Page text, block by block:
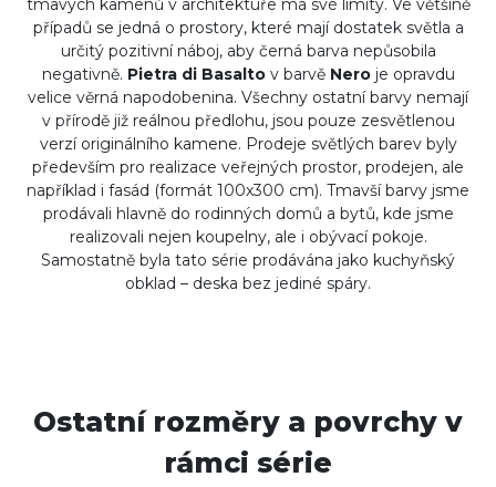
tmavých kamenů v architektuře má své limity. Ve většině
případů se jedná o prostory, které mají dostatek světla a
určitý pozitivní náboj, aby černá barva nepůsobila
negativně. Pietra di Basaltov barvě Nero je opravdu
velice věrná napodobenina. Všechny ostatní barvy nemají
v přírodě již reálnou předlohu, jsou pouze zesvětlenou
verzí originálního kamene. Prodeje světlých barev byly
především pro realizace veřejných prostor, prodejen, ale
například i fasád (formát 100x300 cm). Tmavší barvy jsme
prodávali hlavně do rodinných domů a bytů, kde jsme
realizovali nejen koupelny, ale i obývací pokoje.
Samostatně byla tato série prodávána jako kuchyňský
obklad – deska bez jediné spáry.
Ostatní rozměry a povrchy v
rámci série